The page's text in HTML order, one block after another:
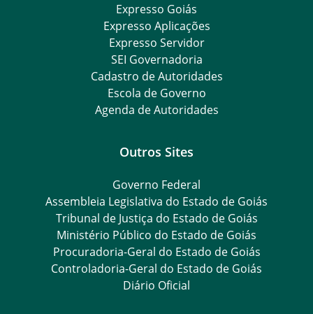
Expresso Goiás
Expresso Aplicações
Expresso Servidor
SEI Governadoria
Cadastro de Autoridades
Escola de Governo
Agenda de Autoridades
Outros Sites
Governo Federal
Assembleia Legislativa do Estado de Goiás
Tribunal de Justiça do Estado de Goiás
Ministério Público do Estado de Goiás
Procuradoria-Geral do Estado de Goiás
Controladoria-Geral do Estado de Goiás
Diário Oficial